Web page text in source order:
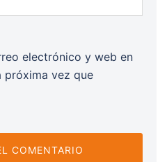
electrónico y web en
próxima vez que